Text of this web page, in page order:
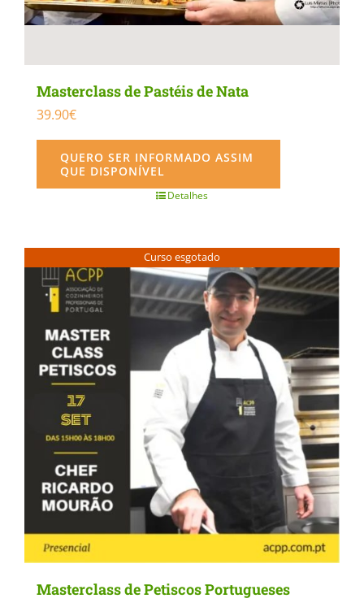
Masterclass de Pastéis de Nata
39.90€
QUERO SER INFORMADO ASSIM
QUE DISPONÍVEL
Detalhes
Curso esgotado
Masterclass de Petiscos Portugueses